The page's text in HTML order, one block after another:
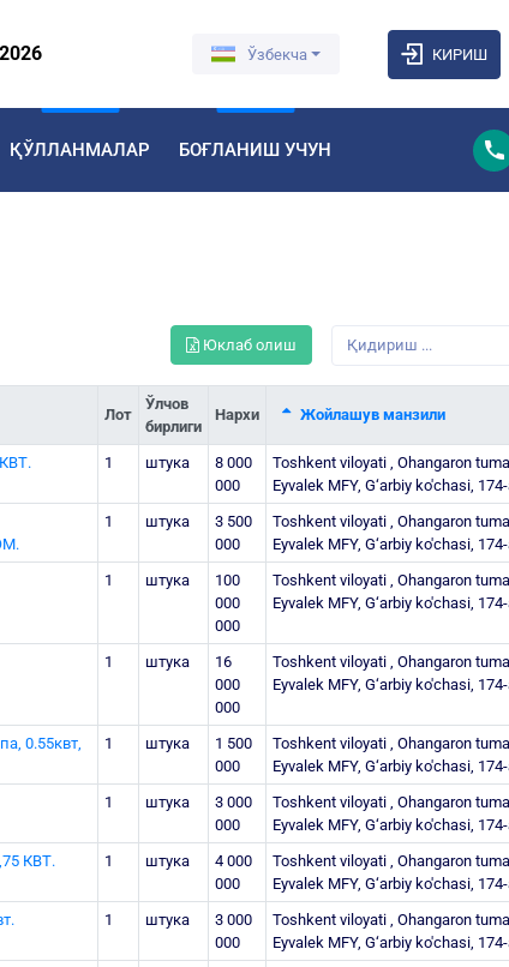
Ўзбекча КИРИШ
ҚЎЛЛАНМАЛАР БОҒЛАНИШ УЧУН
Юклаб олиш
Лот
Ўлчов
бирлиги
Нархи Жойлашув манзили
1 штука
8 000
000
Toshkent viloyati , Ohangaron
Eyvalek MFY, G‘arbiy ko'chasi,
1 штука
3 500
000
Toshkent viloyati , Ohangaron
Eyvalek MFY, G‘arbiy ko'chasi,
1 штука
100
000
000
Toshkent viloyati , Ohangaron
Eyvalek MFY, G‘arbiy ko'chasi,
1 штука
16
000
000
Toshkent viloyati , Ohangaron
Eyvalek MFY, G‘arbiy ko'chasi,
0.55квт,
1 штука
1 500
000
Toshkent viloyati , Ohangaron
Eyvalek MFY, G‘arbiy ko'chasi,
1 штука
3 000
000
Toshkent viloyati , Ohangaron
Eyvalek MFY, G‘arbiy ko'chasi,
КBТ. 1 штука
4 000
000
Toshkent viloyati , Ohangaron
Eyvalek MFY, G‘arbiy ko'chasi,
1 штука
3 000
000
Toshkent viloyati , Ohangaron
Eyvalek MFY, G‘arbiy ko'chasi,